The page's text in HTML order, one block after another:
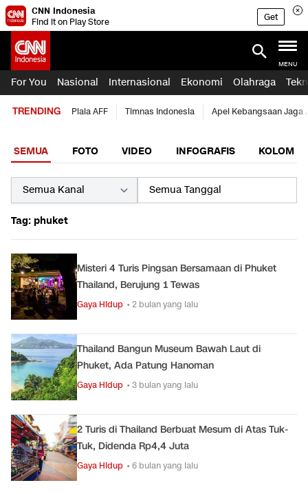
CNN Indonesia
Find it on Play Store
Get
MENU
For You Nasional Internasional Ekonomi Olahraga
TRENDING Piala AFF Timnas Indonesia Apel Kebangsaan Jaga
SEMUA FOTO VIDEO INFOGRAFIS KOLOM
Tag: phuket
Misteri 4 Turis Pingsan Bersamaan di Phuket
Thailand, Berujung 1 Tewas
Gaya Hidup • 2 bulan yang lalu
Thailand Bangun Museum Bawah Laut di
Phuket, Ada Patung Hanoman
Gaya Hidup • 3 bulan yang lalu
2 Turis di Thailand Berbuat Mesum di Atas Tuk-
Tuk, Didenda Rp4,4 Juta
Gaya Hidup • 6 bulan yang lalu